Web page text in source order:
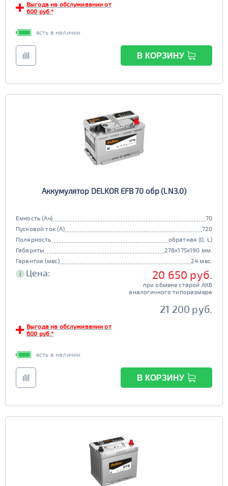
Выгода на обслуживании от
600 руб.*
есть в наличии
В КОРЗИНУ
Аккумулятор DELKOR EFB 70 обр (LN3.0)
Емкость (Ач)
70
Пусковой ток (А)
720
Полярность
обратная (0, L)
Габариты
278x175x190 мм.
Гарантия (мес)
24 мес.
i Цена: 20 650 руб.
при обмене старой АКБ
аналогичного типоразмера
21 200 руб.
Выгода на обслуживании от
600 руб.*
есть в наличии
В КОРЗИНУ